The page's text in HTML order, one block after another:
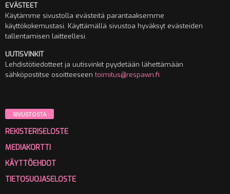
EVÄSTEET
Käytämme sivustolla evästeitä parantaaksemme
käyttökokemustasi. Käyttämällä sivustoa hyväksyt evästeiden
tallentamisen laitteellesi.
UUTISVINKIT
Lehdistötiedotteet ja uutisvinkit pyydetään lähettämään
sähköpostitse osoitteeseentoimitus@respawn.fi
SIVUSTOSTA
REKISTERISELOSTE
MEDIAKORTTI
KÄYTTÖEHDOT
TIETOSUOJASELOSTE